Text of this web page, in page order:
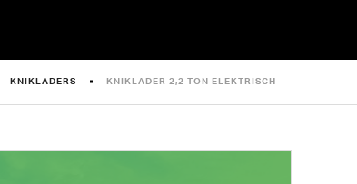
KNIKLADERS KNIKLADER 2,2 TON ELEKTRISCH